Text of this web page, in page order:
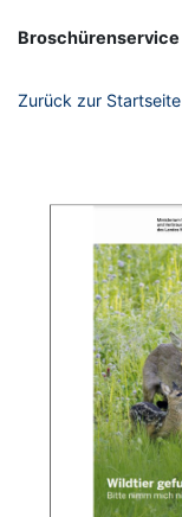
Broschürenservice
Zurück zur Startseite